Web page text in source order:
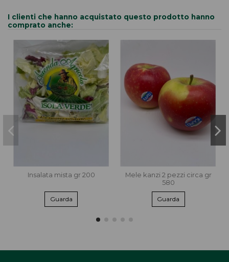
I clienti che hanno acquistato questo prodotto hanno
comprato anche:
Insalata mista gr 200
Guarda
Mele kanzi 2 pezzi circa gr
580
Guarda